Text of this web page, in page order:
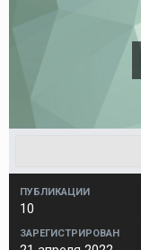
ПУБЛИКАЦИИ
10
ЗАРЕГИСТРИРОВАН